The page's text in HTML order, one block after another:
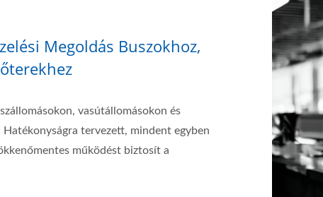
Megoldás Buszokhoz,
vasútállomásokon és
tervezett, mindent egyben
működést biztosít a